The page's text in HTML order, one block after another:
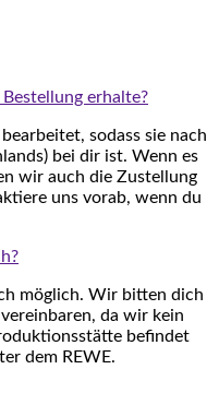
erhalte?
sodass sie nach
bei dir ist. Wenn es
wir auch die Zustellung
uns vorab, wenn du
möglich. Wir bitten dich
da wir kein
befindet
dem REWE.